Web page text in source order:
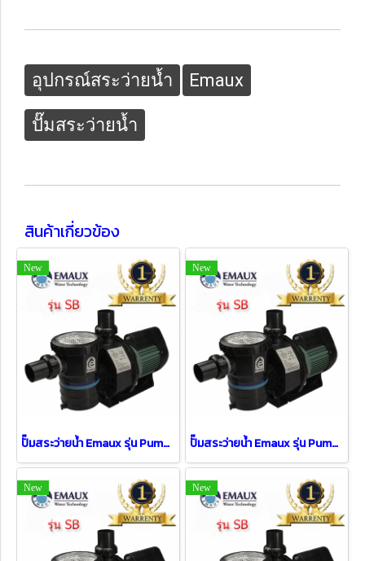
อุปกรณ์สระว่ายน้ำ Emaux
ปั๊มสระว่ายน้ำ
สินค้าเกี่ยวข้อง
New
ปั๊มสระว่ายน้ำ Emaux รุ่น Pump SB15 ( 1.5 HP )
New
ปั๊มสระว่ายน้ำ Emaux รุ่น Pump SB30 ( 3 HP / 3 PH )
New New